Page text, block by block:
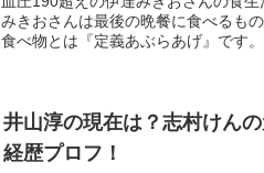
みきおさんは最後の晩餐に食べるも
食べ物とは『定義あぶらあげ』です。
井山淳の現在は？志村けん
経歴プロフ！